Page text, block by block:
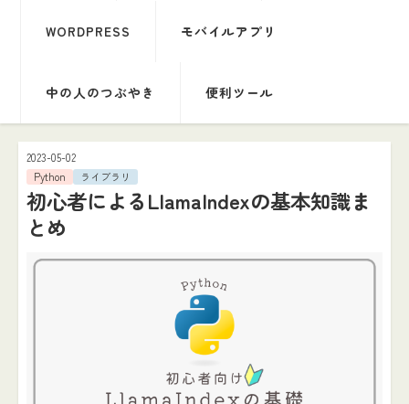
WORDPRESS モバイルアプリ
中の人のつぶやき 便利ツール
2023-05-02
Python
ライブラリ
初心者によるLlamaIndexの基本知識ま
とめ